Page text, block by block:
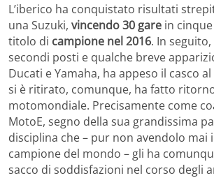
L’iberico ha conquistato risultati
una Suzuki, vincendo 30 gare in
titolo di campione nel 2016. In
secondi posti e qualche breve
Ducati e Yamaha, ha appeso il casco
si è ritirato, comunque, ha fatto
motomondiale. Precisamente come
MotoE, segno della sua grandissima
disciplina che – pur non avendolo mai
campione del mondo – gli ha
sacco di soddisfazioni nel corso degli